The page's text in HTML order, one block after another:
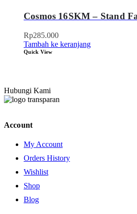
Cosmos 16SKM – Stand
Rp285.000
Tambah ke keranjang
Quick View
Hubungi Kami
Account
My Account
Orders History
Wishlist
Shop
Blog